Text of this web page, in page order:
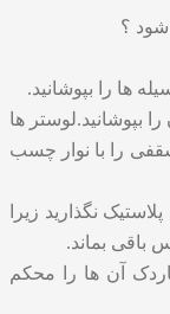
شود ؟
ها را بپوشانید.
بپوشانید.لوستر ها
را با نوار چسب
نگذارید زیرا
بماند.
آن ها را محکم